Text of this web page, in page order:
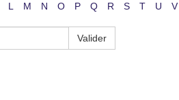
L M N O P Q R S T U V
Valider